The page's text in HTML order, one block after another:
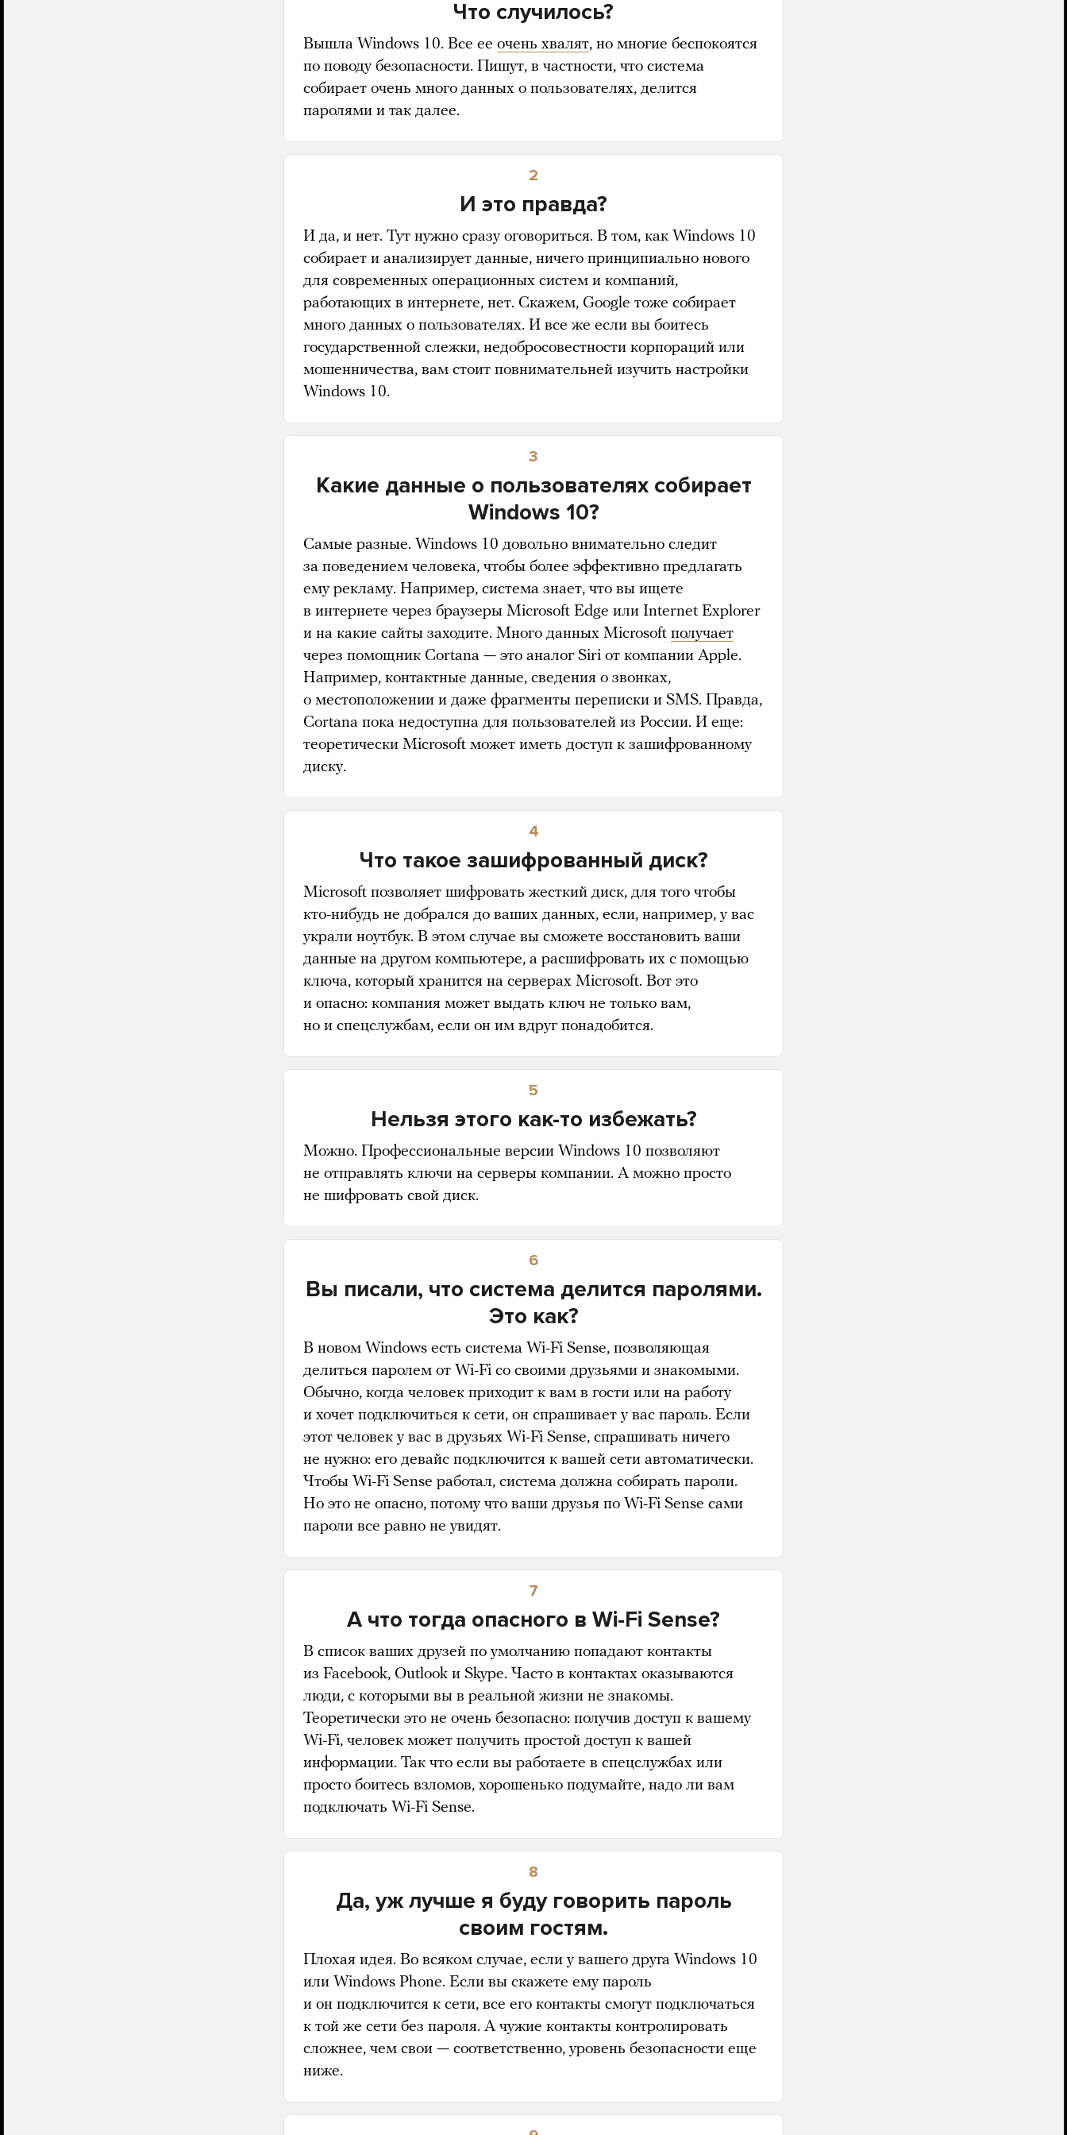
Что случилось?
Вышла Windows 10. Все ее очень хвалят, но многие беспокоятся
по поводу безопасности. Пишут, в частности, что система
собирает очень много данных о пользователях, делится
паролями и так далее.
2
И это правда?
И да, и нет. Тут нужно сразу оговориться. В том, как Windows 10
собирает и анализирует данные, ничего принципиально нового
для современных операционных систем и компаний,
работающих в интернете, нет. Скажем, Google тоже собирает
много данных о пользователях. И все же если вы боитесь
государственной слежки, недобросовестности корпораций или
мошенничества, вам стоит повнимательней изучить настройки
Windows 10.
3
Какие данные о пользователях собирает
Windows 10?
Самые разные. Windows 10 довольно внимательно следит
за поведением человека, чтобы более эффективно предлагать
ему рекламу. Например, система знает, что вы ищете
в интернете через браузеры Microsoft Edge или Internet Explorer
и на какие сайты заходите. Много данных Microsoft получает
через помощник Cortana — это аналог Siri от компании Apple.
Например, контактные данные, сведения о звонках,
о местоположении и даже фрагменты переписки и SMS. Правда,
Cortana пока недоступна для пользователей из России. И еще:
теоретически Microsoft может иметь доступ к зашифрованному
диску.
4
Что такое зашифрованный диск?
Microsoft позволяет шифровать жесткий диск, для того чтобы
кто-нибудь не добрался до ваших данных, если, например, у вас
украли ноутбук. В этом случае вы сможете восстановить ваши
данные на другом компьютере, а расшифровать их с помощью
ключа, который хранится на серверах Microsoft. Вот это
и опасно: компания может выдать ключ не только вам,
но и спецслужбам, если он им вдруг понадобится.
5
Нельзя этого как-то избежать?
Можно. Профессиональные версии Windows 10 позволяют
не отправлять ключи на серверы компании. А можно просто
не шифровать свой диск.
6
Вы писали, что система делится паролями.
Это как?
В новом Windows есть система Wi-Fi Sense, позволяющая
делиться паролем от Wi-Fi со своими друзьями и знакомыми.
Обычно, когда человек приходит к вам в гости или на работу
и хочет подключиться к сети, он спрашивает у вас пароль. Если
этот человек у вас в друзьях Wi-Fi Sense, спрашивать ничего
не нужно: его девайс подключится к вашей сети автоматически.
Чтобы Wi-Fi Sense работал, система должна собирать пароли.
Но это не опасно, потому что ваши друзья по Wi-Fi Sense сами
пароли все равно не увидят.
7
А что тогда опасного в Wi-Fi Sense?
В список ваших друзей по умолчанию попадают контакты
из Facebook, Outlook и Skype. Часто в контактах оказываются
люди, с которыми вы в реальной жизни не знакомы.
Теоретически это не очень безопасно: получив доступ к вашему
Wi-Fi, человек может получить простой доступ к вашей
информации. Так что если вы работаете в спецслужбах или
просто боитесь взломов, хорошенько подумайте, надо ли вам
подключать Wi-Fi Sense.
8
Да, уж лучше я буду говорить пароль
своим гостям.
Плохая идея. Во всяком случае, если у вашего друга Windows 10
или Windows Phone. Если вы скажете ему пароль
и он подключится к сети, все его контакты смогут подключаться
к той же сети без пароля. А чужие контакты контролировать
сложнее, чем свои — соответственно, уровень безопасности еще
ниже.